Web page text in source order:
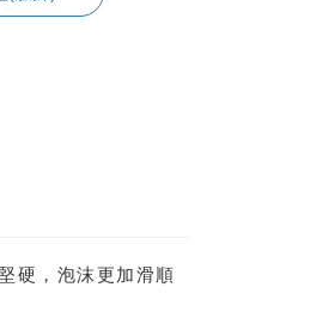
硬，泡沫更加滑順